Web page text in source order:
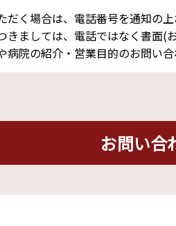
く場合は、電話番号を通知の上
ましては、電話ではなく書面(
病院の紹介・営業目的のお問い
お問い合